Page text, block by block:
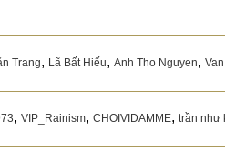
Trang, Lã Bất Hiếu, Anh Tho Nguyen,
, VIP_Rainism, CHOIVIDAMME, trần như